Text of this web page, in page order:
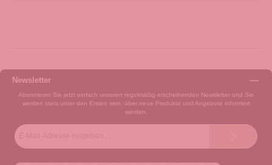
Newsletter
Abonnieren Sie jetzt einfach unseren regelmäßig erscheinenden Newsletter und Sie
werden stets unter den Ersten sein, über neue Produkte und Angebote informiert
werden.